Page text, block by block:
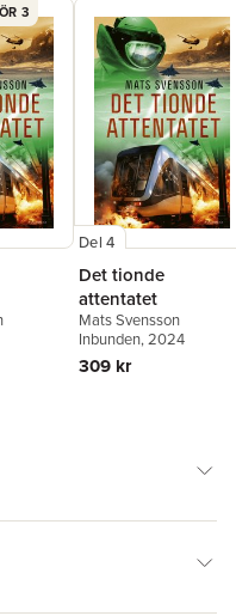
3
Del 4
Det tionde
attentatet
Mats Svensson
Inbunden, 2024
309 kr